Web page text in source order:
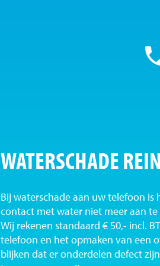
WATERSCHADE
Bij waterschade aan uw telefoon
contact met water niet meer aan
Wij rekenen standaard € 50,- incl.
telefoon en het opmaken van een
blijken dat er onderdelen defect